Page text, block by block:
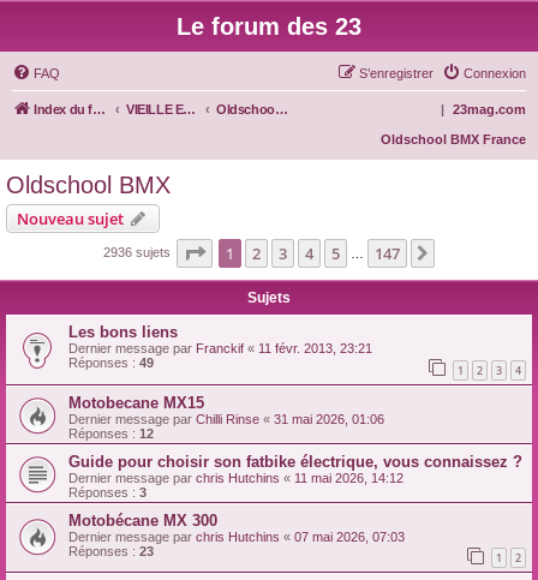
Le forum des 23
FAQ Connexion
S’enregistrer
Index du forum VIEILLE ECOLE Oldschool BMX 23mag.com
|
Oldschool BMX France
Oldschool BMX
Nouveau sujet
2936 sujets Page 1sur147
1 2 3 4 5 147
Sujets
Les bons liens
Dernier message par Franckif « 11 févr. 2013, 23:21
Réponses : 49 1 2 3 4
Motobecane MX15
Dernier message par Chilli Rinse « 31 mai 2026, 01:06
Réponses : 12
Guide pour choisir son fatbike électrique, vous connaissez ?
Dernier message par chris Hutchins « 11 mai 2026, 14:12
Réponses : 3
Motobécane MX 300
Dernier message par chris Hutchins « 07 mai 2026, 07:03
Réponses : 23 1 2